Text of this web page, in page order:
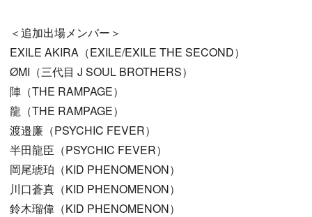
＜追加出場メンバー＞
EXILE AKIRA（EXILE/EXILE THE SECOND）
ØMI（三代目 J SOUL BROTHERS）
陣（THE RAMPAGE）
龍（THE RAMPAGE）
渡邉廉（PSYCHIC FEVER）
半田龍臣（PSYCHIC FEVER）
岡尾琥珀（KID PHENOMENON）
川口蒼真（KID PHENOMENON）
鈴木瑠偉（KID PHENOMENON）